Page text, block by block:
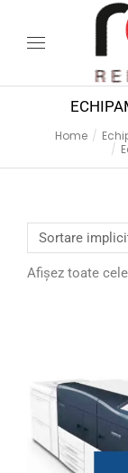
You are here:
Home
Afișez toate